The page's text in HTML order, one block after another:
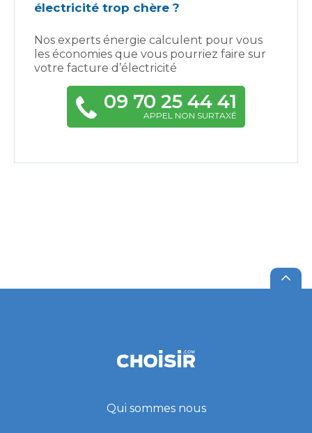
électricité trop chère ?
Nos experts énergie calculent pour vous
les économies que vous pourriez faire sur
votre facture d’électricité
09 70 25 44 41
APPEL NON SURTAXÉ
Qui sommes nous